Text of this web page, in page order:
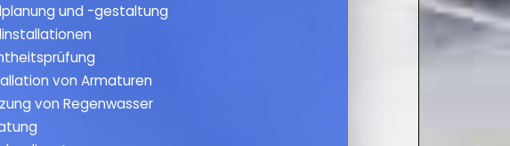
und -gestaltung
von Armaturen
von Regenwasser